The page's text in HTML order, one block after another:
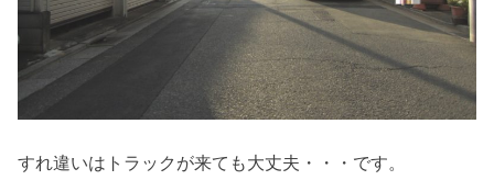
すれ違いはトラックが来ても大丈夫・・・です。